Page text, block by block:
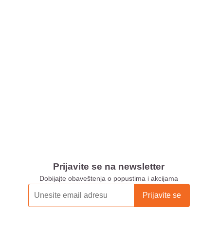
Prijavite se na newsletter
Dobijajte obaveštenja o popustima i akcijama